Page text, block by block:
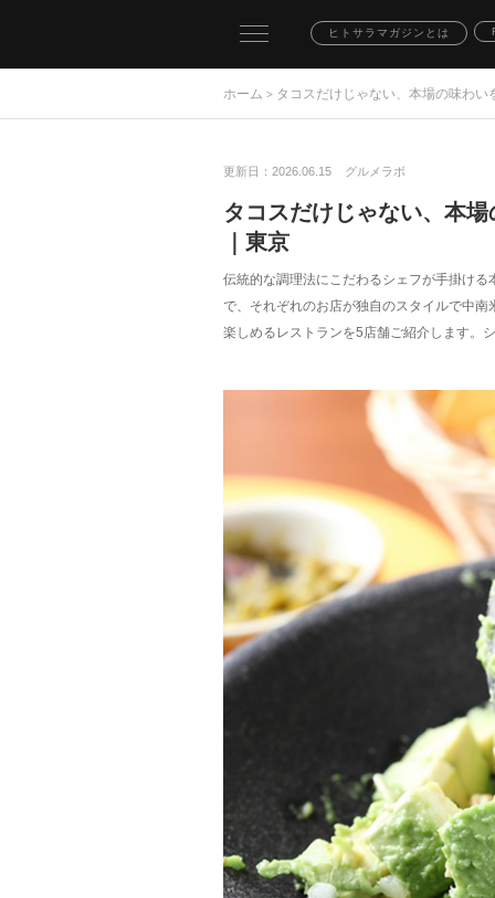
toggle
navigation
ヒトサラマガジンとは
ホーム > タコスだけじゃない、本場の味わ
更新日：2026.06.15 グルメラボ
タコスだけじゃない、本
｜東京
伝統的な調理法にこだわるシェフが手掛け
で、それぞれのお店が独自のスタイルで中
楽しめるレストランを5店舗ご紹介します。